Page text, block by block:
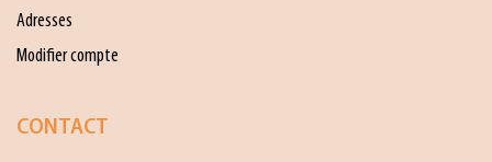
Adresses
Modifier compte
CONTACT